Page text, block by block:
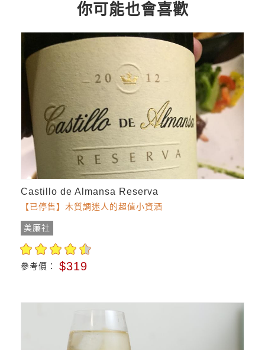
你可能也會喜歡
Castillo de Almansa Reserva
【已停售】木質調迷人的超值小資酒
美廉社
參考價： $319